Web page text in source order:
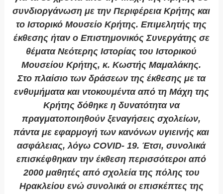
συνδιοργάνωση με την Περιφέρεια Κρήτης και
το Ιστορικό Μουσείο Κρήτης. Επιμελητής της
έκθεσης ήταν ο Επιστημονικός Συνεργάτης σε
θέματα Νεότερης Ιστορίας του Ιστορικού
Μουσείου Κρήτης, κ. Κωστής Μαμαλάκης.
Στο πλαίσιο των δράσεων της έκθεσης με τα
ενθυμήματα και ντοκουμέντα από τη Μάχη της
Κρήτης δόθηκε η δυνατότητα να
πραγματοποιηθούν ξεναγήσεις σχολείων,
πάντα με εφαρμογή των κανόνων υγιεινής και
ασφάλειας, λόγω COVID- 19. Έτσι, συνολικά
επισκέφθηκαν την έκθεση περισσότεροι από
2000 μαθητές από σχολεία της πόλης του
Ηρακλείου ενώ συνολικά οι επισκέπτες της